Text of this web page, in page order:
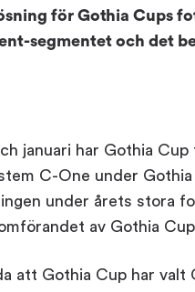
för Gothia Cups
segmentet och det
januari har Gothia
C-One under
under årets stora
av Gothia
att Gothia Cup har